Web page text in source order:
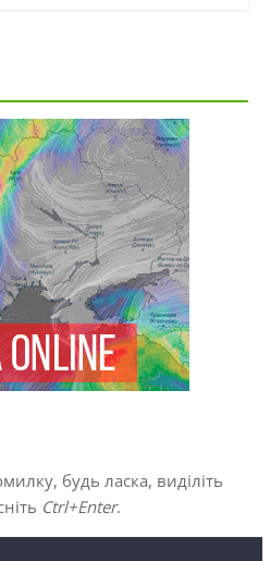
будь ласка, виділіть
Ctrl+Enter.